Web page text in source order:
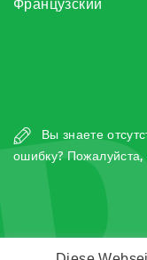
Французский
Вы знаете
ошибку? Пожалуйста,